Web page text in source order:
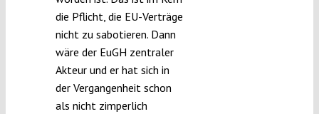
die Pflicht, die EU-Verträge
nicht zu sabotieren. Dann
wäre der EuGH zentraler
Akteur und er hat sich in
der Vergangenheit schon
als nicht zimperlich